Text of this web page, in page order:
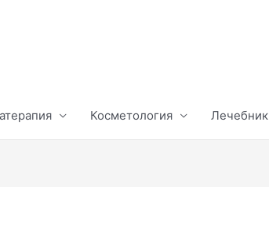
Косметология Лечебник